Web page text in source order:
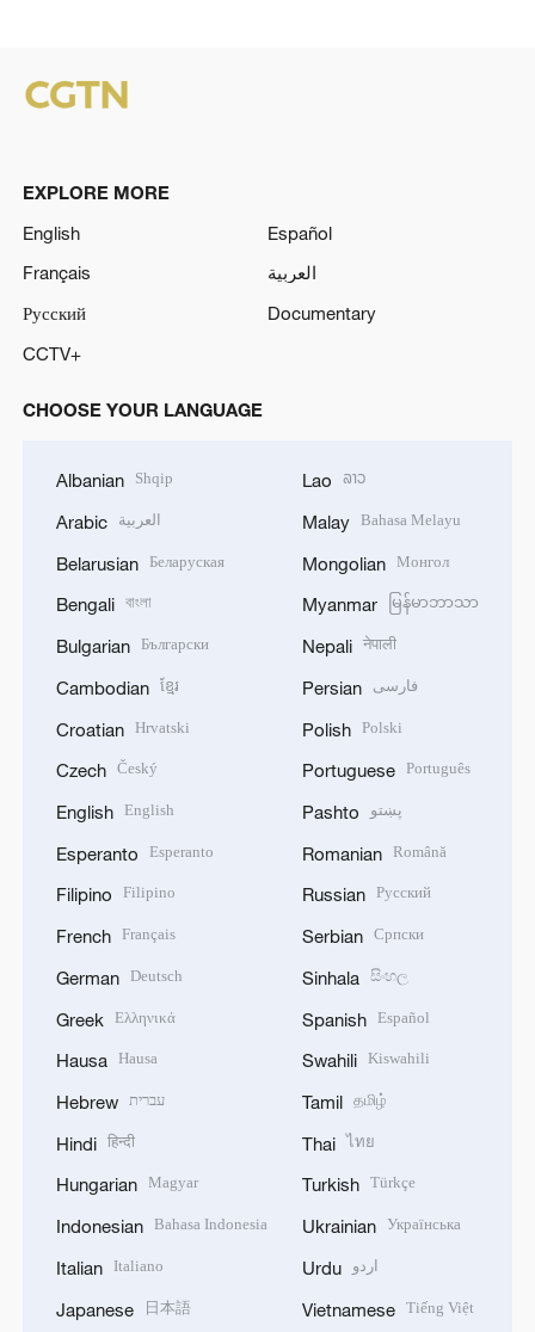
EXPLORE MORE
English
Español
Français
العربية
Русский
Documentary
CCTV+
CHOOSE YOUR LANGUAGE
Albanian Shqip
Arabic العربية
Belarusian Беларуская
Bengali বাংলা
Bulgarian Български
Cambodian ខ្មែរ
Croatian Hrvatski
Czech Český
English English
Esperanto Esperanto
Filipino Filipino
French Français
German Deutsch
Greek Ελληνικά
Hausa Hausa
Hebrew עברית
Hindi हिन्दी
Hungarian Magyar
Indonesian Bahasa Indonesia
Italian Italiano
Japanese 日本語
Lao ລາວ
Malay Bahasa Melayu
Mongolian Монгол
Myanmar မြန်မာဘာသာ
Nepali नेपाली
Persian فارسی
Polish Polski
Portuguese Português
Pashto پښتو
Romanian Română
Russian Русский
Serbian Српски
Sinhala සිංහල
Spanish Español
Swahili Kiswahili
Tamil தமிழ்
Thai ไทย
Turkish Türkçe
Ukrainian Українська
Urdu اردو
Vietnamese Tiếng Việt